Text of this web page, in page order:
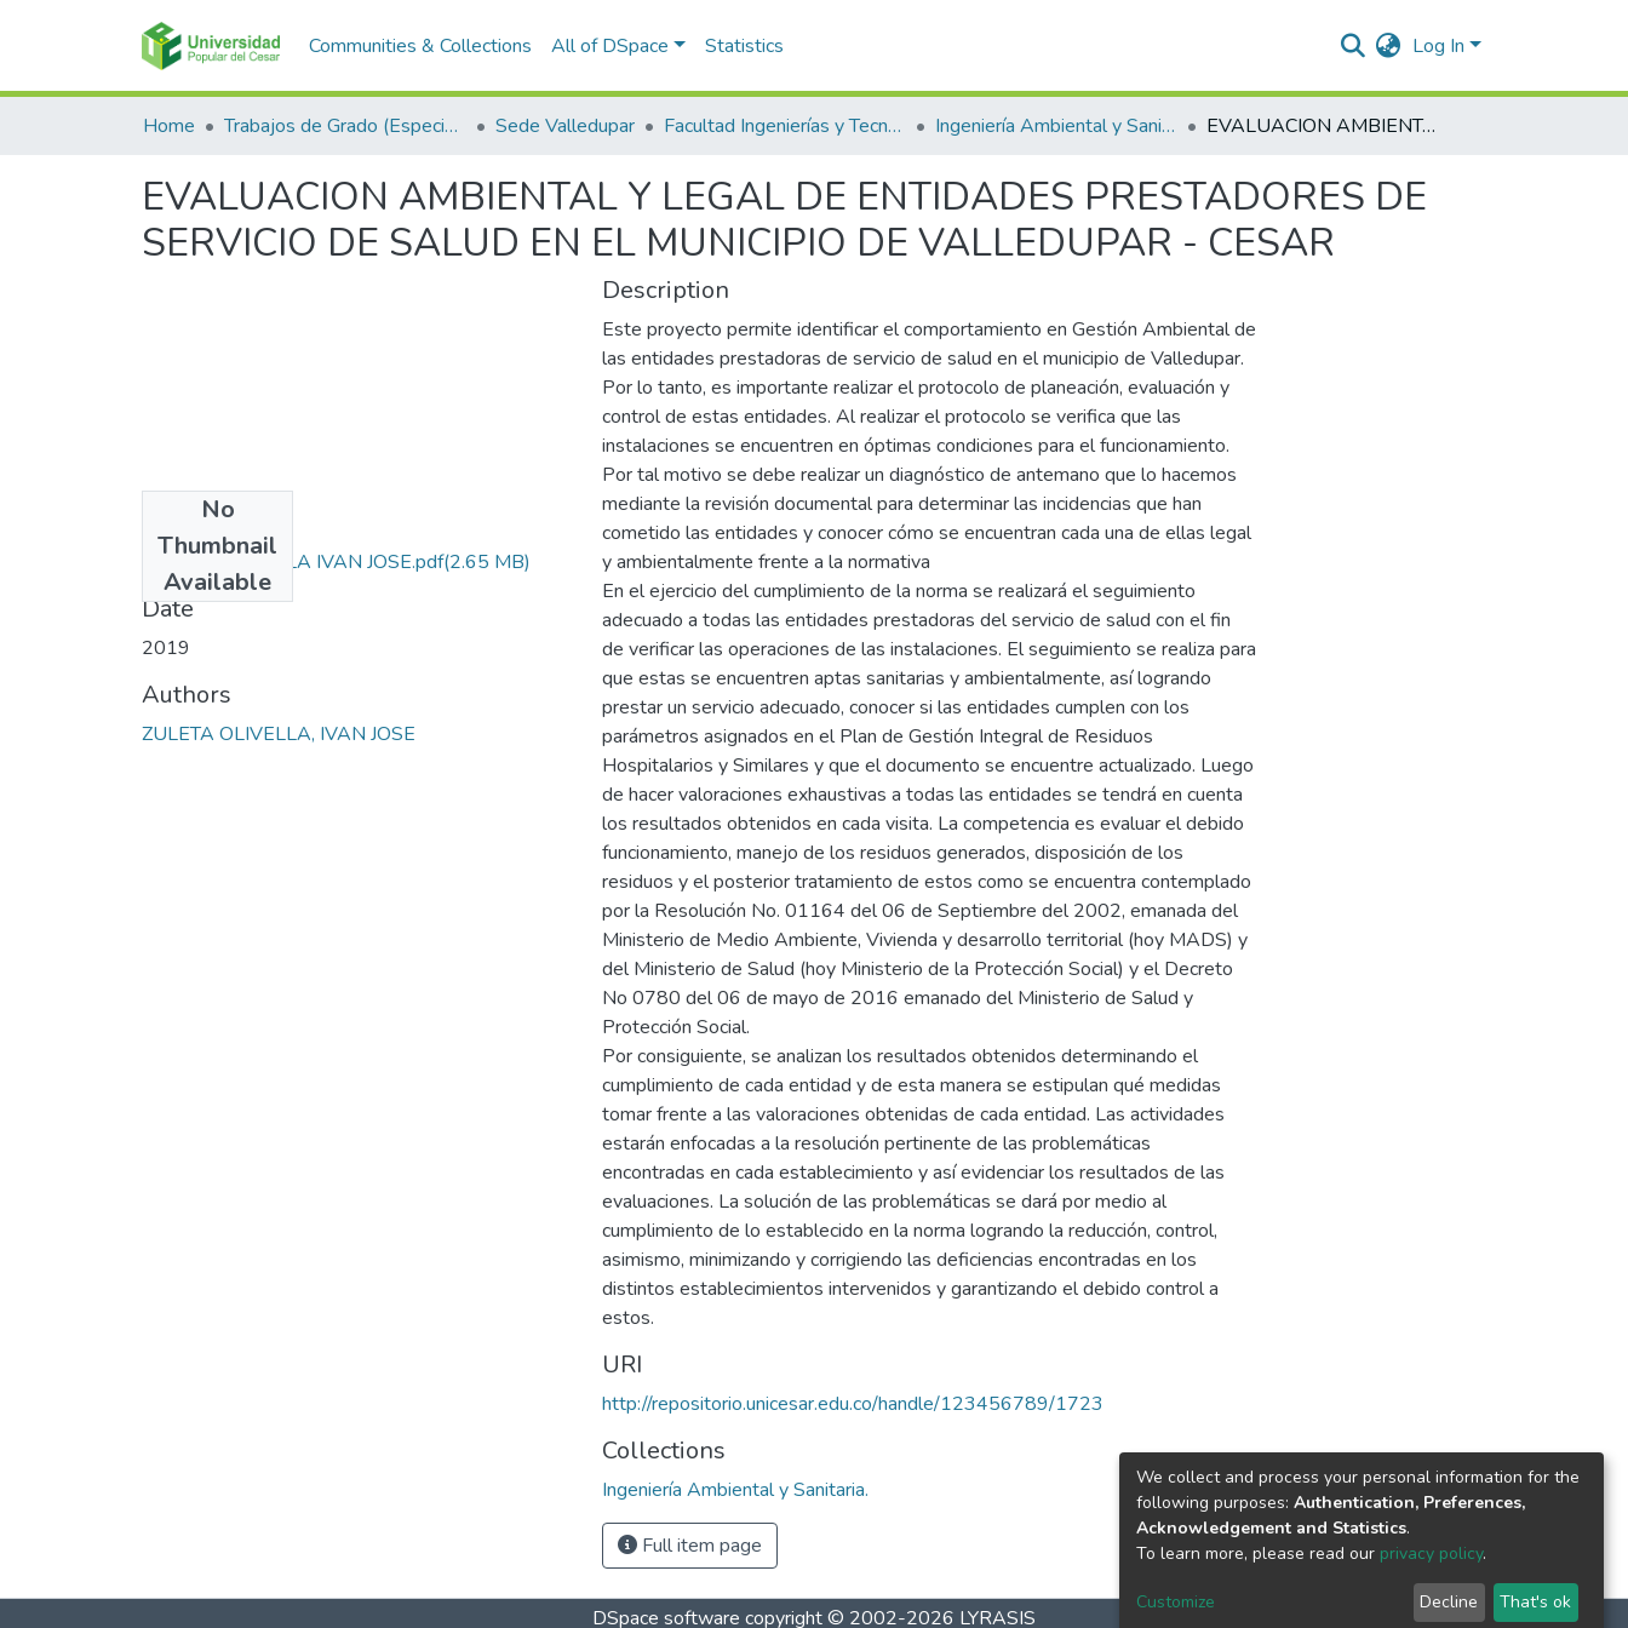
Communities & Collections All of DSpace Statistics Log In
Home Trabajos de Grado (Especializaciones y Pregrados) Sede Valledupar Facultad Ingenierías y Tecnologías Ingeniería Ambiental y Sanitaria. EVALUACION AMBIENTAL Y LEGAL DE ENTIDADES PRESTADORES DE SERVICIO DE SALUD EN EL MUNICIPIO DE VALLEDUPAR - CESAR
EVALUACION AMBIENTAL Y LEGAL DE ENTIDADES PRESTADORES DE
SERVICIO DE SALUD EN EL MUNICIPIO DE VALLEDUPAR - CESAR
No
Thumbnail
Available
ZULETA OLIVELLA IVAN JOSE.pdf(2.65 MB)
Date
2019
Authors
ZULETA OLIVELLA, IVAN JOSE
Description
Este proyecto permite identificar el comportamiento en Gestión Ambiental de
las entidades prestadoras de servicio de salud en el municipio de Valledupar.
Por lo tanto, es importante realizar el protocolo de planeación, evaluación y
control de estas entidades. Al realizar el protocolo se verifica que las
instalaciones se encuentren en óptimas condiciones para el funcionamiento.
Por tal motivo se debe realizar un diagnóstico de antemano que lo hacemos
mediante la revisión documental para determinar las incidencias que han
cometido las entidades y conocer cómo se encuentran cada una de ellas legal
y ambientalmente frente a la normativa
En el ejercicio del cumplimiento de la norma se realizará el seguimiento
adecuado a todas las entidades prestadoras del servicio de salud con el fin
de verificar las operaciones de las instalaciones. El seguimiento se realiza para
que estas se encuentren aptas sanitarias y ambientalmente, así logrando
prestar un servicio adecuado, conocer si las entidades cumplen con los
parámetros asignados en el Plan de Gestión Integral de Residuos
Hospitalarios y Similares y que el documento se encuentre actualizado. Luego
de hacer valoraciones exhaustivas a todas las entidades se tendrá en cuenta
los resultados obtenidos en cada visita. La competencia es evaluar el debido
funcionamiento, manejo de los residuos generados, disposición de los
residuos y el posterior tratamiento de estos como se encuentra contemplado
por la Resolución No. 01164 del 06 de Septiembre del 2002, emanada del
Ministerio de Medio Ambiente, Vivienda y desarrollo territorial (hoy MADS) y
del Ministerio de Salud (hoy Ministerio de la Protección Social) y el Decreto
No 0780 del 06 de mayo de 2016 emanado del Ministerio de Salud y
Protección Social.
Por consiguiente, se analizan los resultados obtenidos determinando el
cumplimiento de cada entidad y de esta manera se estipulan qué medidas
tomar frente a las valoraciones obtenidas de cada entidad. Las actividades
estarán enfocadas a la resolución pertinente de las problemáticas
encontradas en cada establecimiento y así evidenciar los resultados de las
evaluaciones. La solución de las problemáticas se dará por medio al
cumplimiento de lo establecido en la norma logrando la reducción, control,
asimismo, minimizando y corrigiendo las deficiencias encontradas en los
distintos establecimientos intervenidos y garantizando el debido control a
estos.
URI
http://repositorio.unicesar.edu.co/handle/123456789/1723
Collections
Ingeniería Ambiental y Sanitaria.
Full item page
DSpace software copyright © 2002-2026 LYRASIS
We collect and process your personal information for the
following purposes: Authentication, Preferences,
Acknowledgement and Statistics.
To learn more, please read our privacy policy.
Customize Decline That's ok